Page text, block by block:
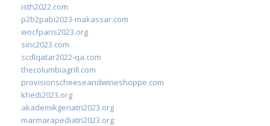
isth2022.com
p2b2pabi2023-makassar.com
wocfparis2023.org
sinc2023.com
scdlqatar2022-qa.com
thecolumbiagrill.com
provisionscheeseandwineshoppe.com
khedi2023.org
akademikgeriatri2023.org
marmarapediatri2023.org